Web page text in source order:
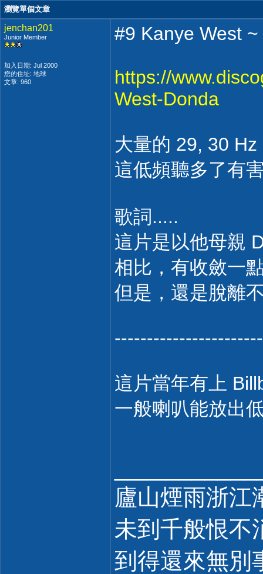
瀏覽單個文章
jenchan201
Junior Member
加入日期: Jul 2000
您的住址: 地球
文章: 960
#9 Kanye West
https://
West-Donda
大量的 29, 30
這低頻聽多了有
歌詞.....
這片是以他母親
相比，有收斂一
但是，還是脫離
這片當年有上
一般喇叭能放出
廬山煙雨浙江
未到千般恨不
到得還來無別